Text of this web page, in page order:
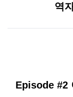
역
Episode #2